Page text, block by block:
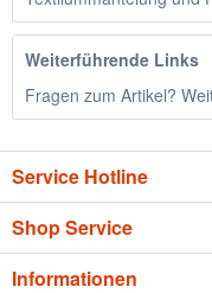
Weiterführende Links
Fragen zum Artikel?
Service Hotline
Shop Service
Informationen